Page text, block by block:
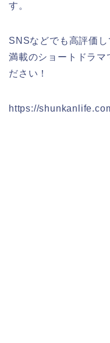
す。
SNSなどでも高評価
満載のショートドラマ
ださい！
https://